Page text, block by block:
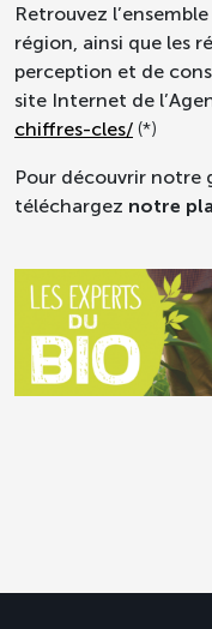
Retrouvez
région, ainsi que les
perception et de
site Internet de
chiffres-cles/ (*)
Pour découvrir notre
téléchargez notre